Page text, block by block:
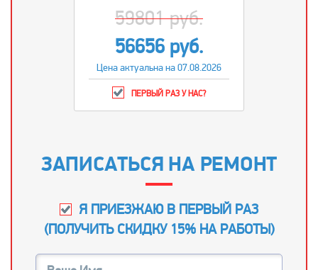
59801 руб.
56656 руб.
Цена актуальна на 07.08.2026
ПЕРВЫЙ РАЗ У НАС?
ЗАПИСАТЬСЯ НА РЕМОНТ
Я ПРИЕЗЖАЮ В ПЕРВЫЙ РАЗ
(ПОЛУЧИТЬ СКИДКУ 15% НА РАБОТЫ)